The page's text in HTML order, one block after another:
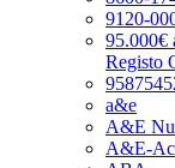
9120-
95.000€
Registo
a&e
A&E
A&E-